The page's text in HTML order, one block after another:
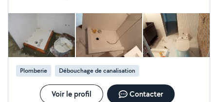
Plomberie Débouchage de canalisation
Voir le profil Contacter